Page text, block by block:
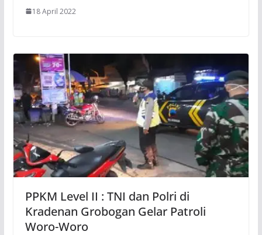
18 April 2022
PPKM Level II : TNI dan Polri di
Kradenan Grobogan Gelar Patroli
Woro-Woro